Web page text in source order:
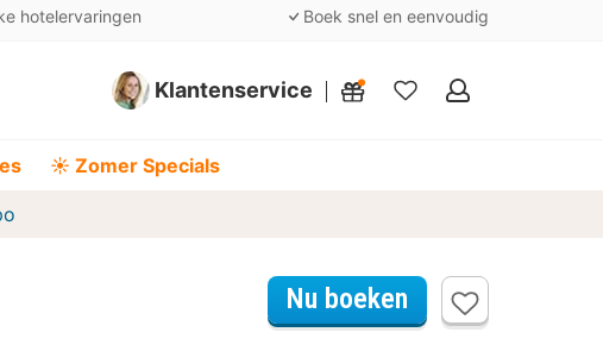
hotelervaringen Boek snel en eenvoudig
Klantenservice
Mijn
☀️ Zomer Specials
Nu boeken